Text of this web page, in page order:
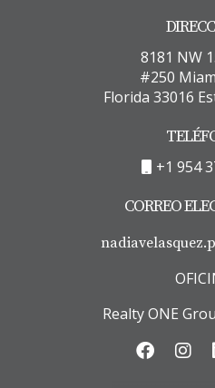
8181 NW
#250
Florida 33016
+1 954
CORREO
Realty ONE